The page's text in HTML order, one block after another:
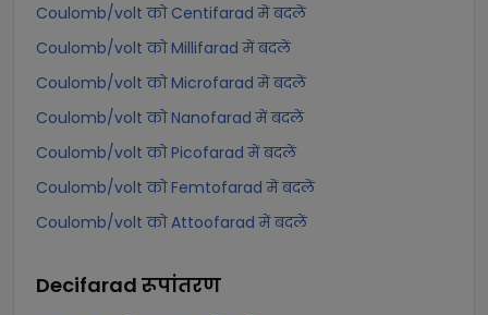
Coulomb/volt को Centifarad में बदलें
Coulomb/volt को Millifarad में बदलें
Coulomb/volt को Microfarad में बदलें
Coulomb/volt को Nanofarad में बदलें
Coulomb/volt को Picofarad में बदलें
Coulomb/volt को Femtofarad में बदलें
Coulomb/volt को Attoofarad में बदलें
Decifarad रूपांतरण